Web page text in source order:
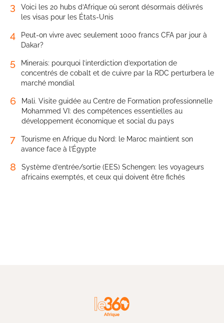
3
Voici les 20 hubs d’Afrique où seront désormais délivrés
les visas pour les États-Unis
4
Peut-on vivre avec seulement 1000 francs CFA par jour à
Dakar?
5
Minerais: pourquoi l’interdiction d’exportation de
concentrés de cobalt et de cuivre par la RDC perturbera le
marché mondial
6
Mali. Visite guidée au Centre de Formation professionnelle
Mohammed VI: des compétences essentielles au
développement économique et social du pays
7
Tourisme en Afrique du Nord: le Maroc maintient son
avance face à l’Égypte
8
Système d’entrée/sortie (EES) Schengen: les voyageurs
africains exemptés, et ceux qui doivent être fichés